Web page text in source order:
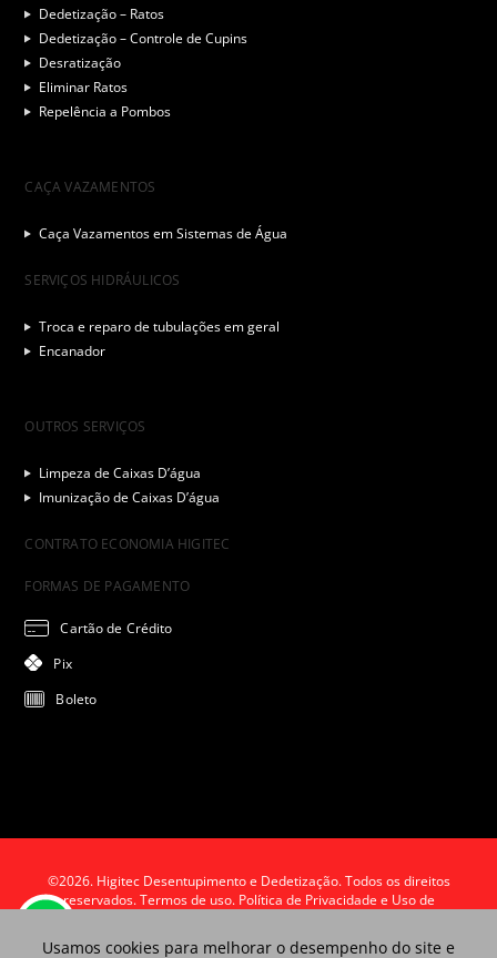
Dedetização – Ratos
Dedetização – Controle de Cupins
Desratização
Eliminar Ratos
Repelência a Pombos
CAÇA VAZAMENTOS
Caça Vazamentos em Sistemas de Água
SERVIÇOS HIDRÁULICOS
Troca e reparo de tubulações em geral
Encanador
OUTROS SERVIÇOS
Limpeza de Caixas D’água
Imunização de Caixas D’água
CONTRATO ECONOMIA HIGITEC
FORMAS DE PAGAMENTO
Cartão de Crédito
Pix
Boleto
©2026. Higitec Desentupimento e Dedetização. Todos os direitos
reservados.Termos de uso. Política de Privacidade e Uso de
Usamos cookies para melhorar o desempenho do site e